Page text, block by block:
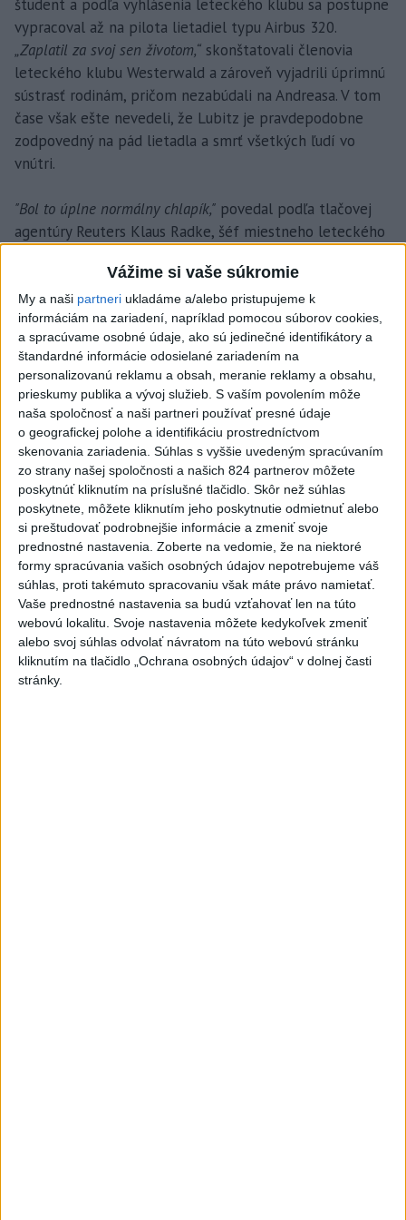
Vážime si vaše súkromie
My a naši partneri ukladáme a/alebo pristupujeme k
informáciám na zariadení, napríklad pomocou súborov cookies,
a spracúvame osobné údaje, ako sú jedinečné identifikátory a
štandardné informácie odosielané zariadením na
personalizovanú reklamu a obsah, meranie reklamy a obsahu,
prieskumy publika a vývoj služieb. S vaším povolením môže
naša spoločnosť a naši partneri používať presné údaje
o geografickej polohe a identifikáciu prostredníctvom
skenovania zariadenia. Súhlas s vyššie uvedeným spracúvaním
zo strany našej spoločnosti a našich 824 partnerov môžete
poskytnúť kliknutím na príslušné tlačidlo. Skôr než súhlas
poskytnete, môžete kliknutím jeho poskytnutie odmietnuť alebo
si preštudovať podrobnejšie informácie a zmeniť svoje
prednostné nastavenia. Zoberte na vedomie, že na niektoré
formy spracúvania vašich osobných údajov nepotrebujeme váš
súhlas, proti takémuto spracovaniu však máte právo namietať.
Vaše prednostné nastavenia sa budú vzťahovať len na túto
webovú lokalitu. Svoje nastavenia môžete kedykoľvek zmeniť
alebo svoj súhlas odvolať návratom na túto webovú stránku
kliknutím na tlačidlo „Ochrana osobných údajov“ v dolnej časti
stránky.
študent a podľa vyhlásenia leteckého klubu sa postupne
vypracoval až na pilota lietadiel typu Airbus 320.
„Zaplatil za svoj sen životom,“ skonštatovali členovia
leteckého klubu Westerwald a zároveň vyjadrili úprimnú
sústrasť rodinám, pričom nezabúdali na Andreasa. V tom
čase však ešte nevedeli, že Lubitz je pravdepodobne
zodpovedný na pád lietadla a smrť všetkých ľudí vo
vnútri.
"Bol to úplne normálny chlapík," povedal podľa tlačovej
agentúry Reuters Klaus Radke, šéf miestneho leteckého
licenciu na pilotovanie. Vlani na jeseň sa vrátil na
doplňovací kurz u Radkeho."Poznal som ho ako veľmi
príjemného, zábavného a slušného mladého muža,"dodal
Radke.
Prečítajte si aj: POTVRDENÉ: Druhý pilot nechal
Airbus klesať zámerne, až kým nepadol
Lubitz žil v nemeckom meste Montabaur so svojimi
rodičmi, mal však podľa primátorky pobyt aj v
Düsseldorfe. V spoločnosti Germanwings bol zamestnaný
od septembra 2013, až do nešťastia mal podľa hovorcu
Lufthansy nalietaných 630 hodín. Predtým, ako sa
zamestnal u nízkonákladových aerolínií, absolvoval školu
pre pilotov dopravných lietadiel v Brémach.